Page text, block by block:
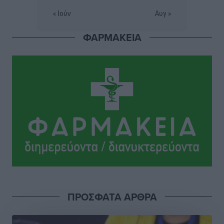
Προσωρινά κρατούμενος παραμένει ο 44χρονος
του ενώπιον του Ανακριτή
υπόθεση της γυναίκας που βρέθηκε παντρεμένη με 2
άνδρες χωρίς να το γνωρίζει
Ψυχικά ασθενής κρίθηκε ο 26χρονος που
κατηγορείται για το μπαράζ κλοπών στη Μεσαιωνική
Δικαίωση επιχειρηματία της Καρπάθου θύματος
« Ιούν Αυγ »
ΦΑΡΜΑΚΕΙΑ
ΠΡΟΣΦΑΤΑ ΑΡΘΡΑ